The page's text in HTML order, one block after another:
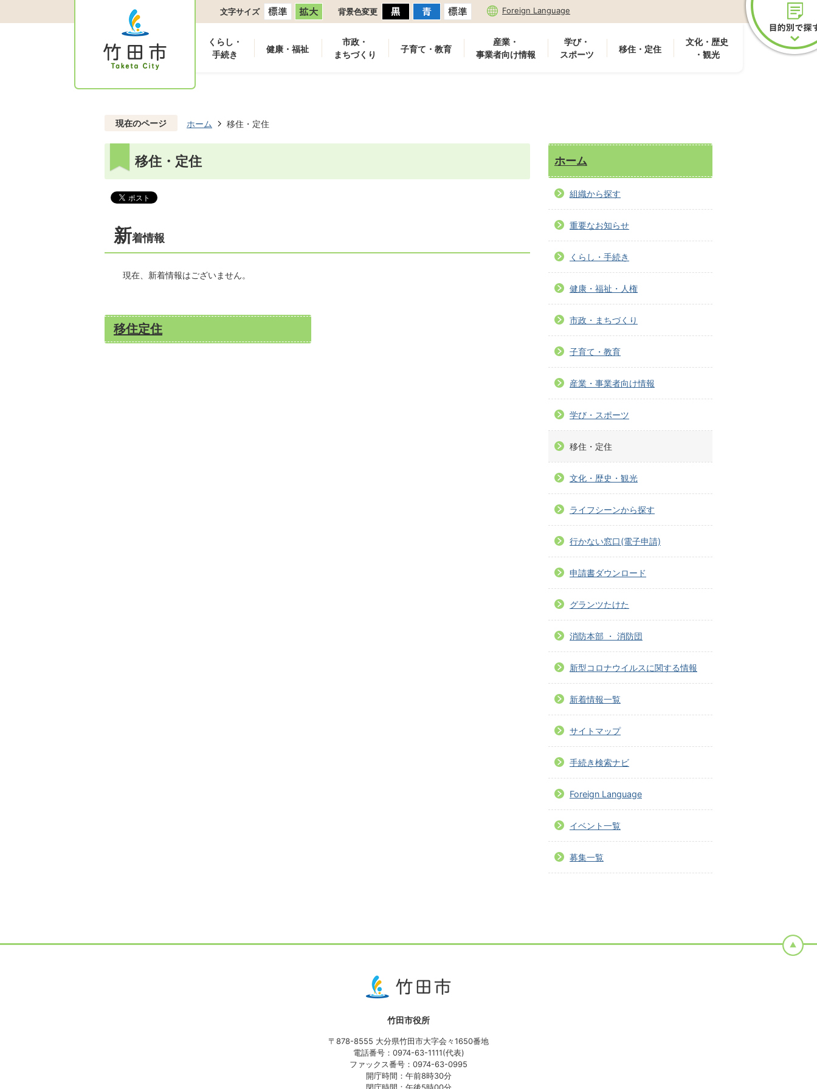
文字サイズ 背景色変更 Foreign Language
くらし・
手続き
健康・福祉
市政・
まちづくり
子育て・教育
産業・
事業者向け情報
学び・
スポーツ
移住・定住
文化・歴史
・観光
現在のページ ホーム 移住・定住
移住・定住
新着情報
現在、新着情報はございません。
移住定住
ホーム
組織から探す
重要なお知らせ
くらし・手続き
健康・福祉・人権
市政・まちづくり
子育て・教育
産業・事業者向け情報
学び・スポーツ
移住・定住
文化・歴史・観光
ライフシーンから探す
行かない窓口(電子申請)
申請書ダウンロード
グランツたけた
消防本部 ・ 消防団
新型コロナウイルスに関する情報
新着情報一覧
サイトマップ
手続き検索ナビ
Foreign Language
イベント一覧
募集一覧
竹田市役所
〒878-8555 大分県竹田市大字会々1650番地
電話番号：0974-63-1111(代表)
ファックス番号：0974-63-0995
開庁時間：午前8時30分